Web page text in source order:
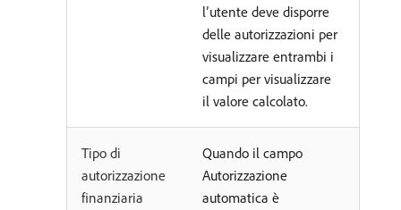
l’utente deve disporre
delle autorizzazioni per
visualizzare entrambi i
campi per visualizzare
il valore calcolato.
Tipo di
autorizzazione
finanziaria
Quando il campo
Autorizzazione
automatica è